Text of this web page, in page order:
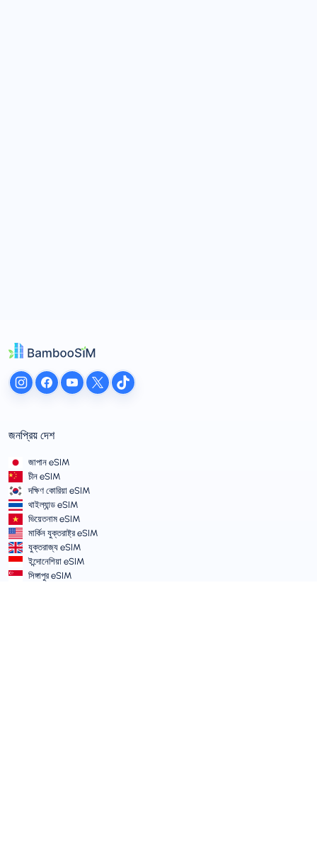
জনপ্রিয় দেশ
জাপান eSIM
চীন eSIM
দক্ষিণ কোরিয়া eSIM
থাইল্যান্ড eSIM
ভিয়েতনাম eSIM
মার্কিন যুক্তরাষ্ট্র eSIM
যুক্তরাজ্য eSIM
ইন্দোনেশিয়া eSIM
সিঙ্গাপুর eSIM